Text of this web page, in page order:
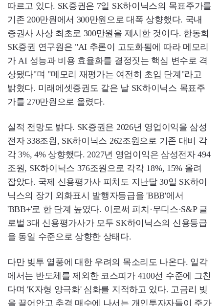
따르고 있다. SK증권은 7일 SK하이닉스의 목표주가를
기존 200만원에서 300만원으로 대폭 상향했다. 국내
증권사 사상 최초로 300만원을 제시한 것이다. 한동희
SK증권 연구원은 "AI 추론이 고도화됨에 따라 메모리
가 AI 성능과 비용 효율화를 결정짓는 핵심 변수로 격
상됐다"며 "메모리 재평가는 여전히 초입 단계"라고
밝혔다. 미래에셋증권도 같은 날 SK하이닉스 목표주
가를 270만원으로 올렸다.
실적 전망도 밝다. SK증권은 2026년 영업이익을 삼성
전자 338조원, SK하이닉스 262조원으로 기존 대비 각
각 3%, 4% 상향했다. 2027년 영업이익은 삼성전자 494
조원, SK하이닉스 376조원으로 각각 18%, 15% 올려
잡았다. 국제 신용평가사 피치도 지난달 30일 SK하이
닉스의 장기 외화표시 발행자등급을 'BBB'에서
'BBB+'로 한 단계 높였다. 이로써 피치·무디스·S&P 글
로벌 3대 신용평가사가 모두 SK하이닉스의 신용등급
을 동일 수준으로 상향한 상태다.
다만 빚투 열풍에 대한 우려의 목소리도 나온다. 일각
에서는 반도체를 제외한 코스피가 4100선 수준에 그친
다며 'K자형 양극화' 심화를 지적하고 있다. 고금리 빚
을 끌어안고 추격 매수에 나서는 개인투자자들이 주가